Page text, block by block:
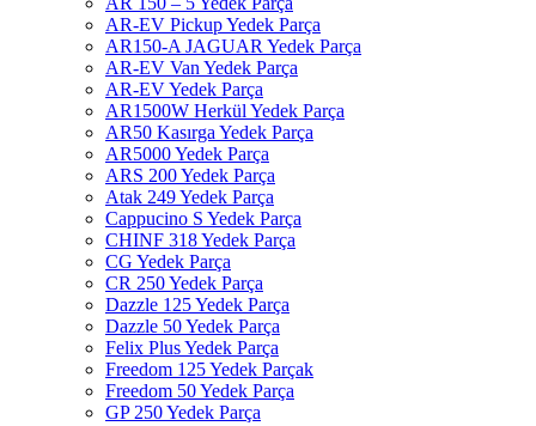
AR-EV Pickup Yedek Parça
AR150-A JAGUAR Yedek Parça
AR-EV Van Yedek Parça
AR-EV Yedek Parça
AR1500W Herkül Yedek Parça
AR50 Kasırga Yedek Parça
AR5000 Yedek Parça
ARS 200 Yedek Parça
Atak 249 Yedek Parça
Cappucino S Yedek Parça
CHINF 318 Yedek Parça
CG Yedek Parça
CR 250 Yedek Parça
Dazzle 125 Yedek Parça
Dazzle 50 Yedek Parça
Felix Plus Yedek Parça
Freedom 125 Yedek Parçak
Freedom 50 Yedek Parça
GP 250 Yedek Parça